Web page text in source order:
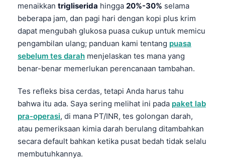
menaikkan trigliserida hingga 20%-30% selama
beberapa jam, dan pagi hari dengan kopi plus krim
dapat mengubah glukosa puasa cukup untuk memicu
pengambilan ulang; panduan kami tentang puasa
sebelum tes darah menjelaskan tes mana yang
benar-benar memerlukan perencanaan tambahan.
Tes refleks bisa cerdas, tetapi Anda harus tahu
bahwa itu ada. Saya sering melihat ini pada paket lab
pra-operasi, di mana PT/INR, tes golongan darah,
atau pemeriksaan kimia darah berulang ditambahkan
secara default bahkan ketika pusat bedah tidak selalu
membutuhkannya.